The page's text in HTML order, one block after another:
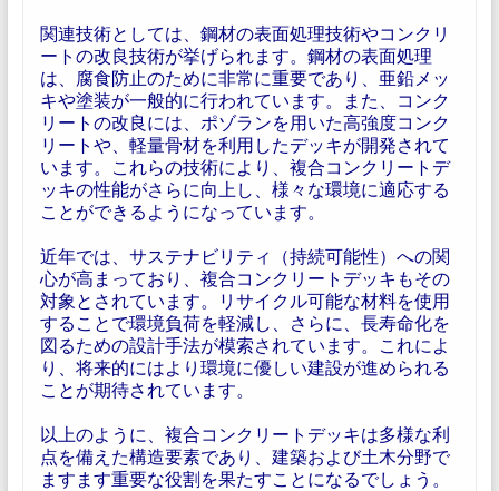
関連技術としては、鋼材の表面処理技術やコンクリ
ートの改良技術が挙げられます。鋼材の表面処理
は、腐食防止のために非常に重要であり、亜鉛メッ
キや塗装が一般的に行われています。また、コンク
リートの改良には、ポゾランを用いた高強度コンク
リートや、軽量骨材を利用したデッキが開発されて
います。これらの技術により、複合コンクリートデ
ッキの性能がさらに向上し、様々な環境に適応する
ことができるようになっています。
近年では、サステナビリティ（持続可能性）への関
心が高まっており、複合コンクリートデッキもその
対象とされています。リサイクル可能な材料を使用
することで環境負荷を軽減し、さらに、長寿命化を
図るための設計手法が模索されています。これによ
り、将来的にはより環境に優しい建設が進められる
ことが期待されています。
以上のように、複合コンクリートデッキは多様な利
点を備えた構造要素であり、建築および土木分野で
ますます重要な役割を果たすことになるでしょう。